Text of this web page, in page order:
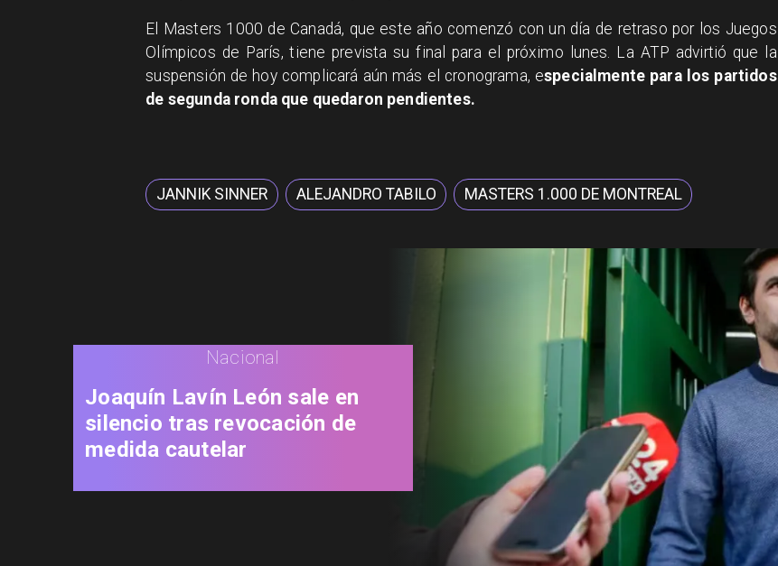
El Masters 1000 de Canadá, que este año comenzó con un día de retraso por los Juegos
Olímpicos de París, tiene prevista su final para el próximo lunes. La ATP advirtió que la
suspensión de hoy complicará aún más el cronograma, especialmente para los partidos
de segunda ronda que quedaron pendientes.
JANNIK SINNER ALEJANDRO TABILO MASTERS 1.000 DE MONTREAL
Nacional
Joaquín Lavín León sale en
silencio tras revocación de
medida cautelar